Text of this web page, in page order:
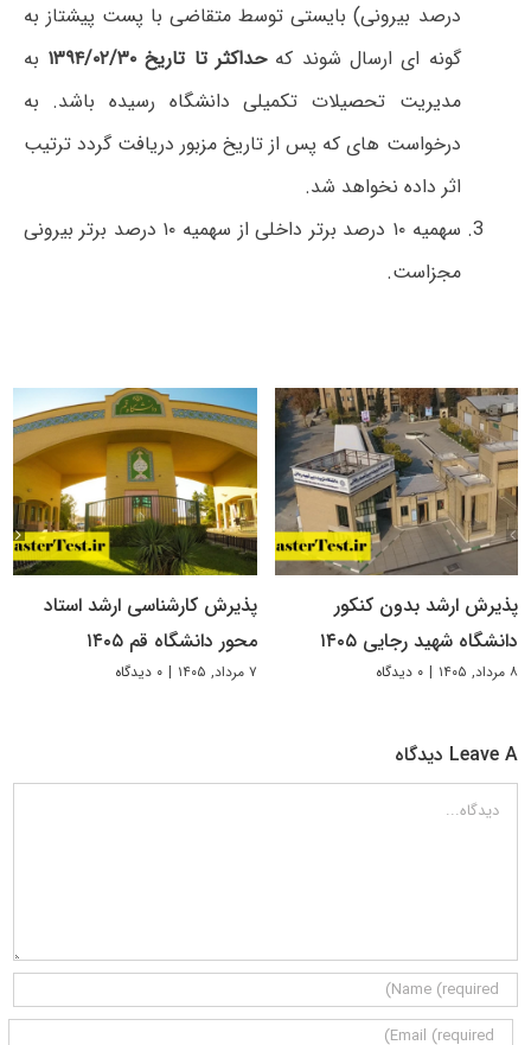
درصد بیرونی) بایستی توسط متقاضی با پست پیشتاز به
گونه ای ارسال شوند کهحداکثر تا تاریخ ۱۳۹۴/۰۲/۳۰
به
مدیریت تحصیلات تکمیلی دانشگاه رسیده باشد. به
درخواست های که پس از تاریخ مزبور دریافت گردد ترتیب
اثر داده نخواهد شد.
سهمیه ۱۰ درصد برتر داخلی از سهمیه ۱۰ درصد برتر بیرونی
مجزاست.
پذیرش ارشد بدون کنکور
دانشگاه شهید رجایی ۱۴۰۵
۸ مرداد, ۱۴۰۵ | ۰ دیدگاه
پذیرش کارشناسی ارشد استاد
محور دانشگاه قم ۱۴۰۵
۷ مرداد, ۱۴۰۵ | ۰ دیدگاه
Leave A دیدگاه
دیدگاه